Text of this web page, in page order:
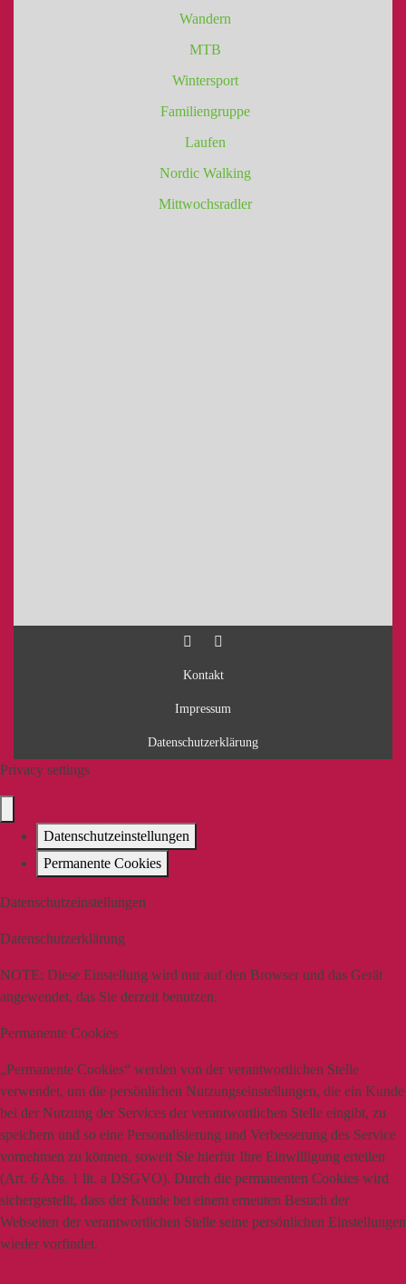
Wandern
MTB
Wintersport
Familiengruppe
Laufen
Nordic Walking
Mittwochsradler
Kontakt
Impressum
Datenschutzerklärung
Privacy settings
Datenschutzeinstellungen
Permanente Cookies
Datenschutzeinstellungen
Datenschutzerklärung
NOTE: Diese Einstellung wird nur auf den Browser und das Gerät
angewendet, das Sie derzeit benutzen.
Permanente Cookies
„Permanente Cookies“ werden von der verantwortlichen Stelle
verwendet, um die persönlichen Nutzungseinstellungen, die ein Kunde
bei der Nutzung der Services der verantwortlichen Stelle eingibt, zu
speichern und so eine Personalisierung und Verbesserung des Service
vornehmen zu können, soweit Sie hierfür Ihre Einwilligung erteilen
(Art. 6 Abs. 1 lit. a DSGVO). Durch die permanenten Cookies wird
sichergestellt, dass der Kunde bei einem erneuten Besuch der
Webseiten der verantwortlichen Stelle seine persönlichen Einstellungen
wieder vorfindet.